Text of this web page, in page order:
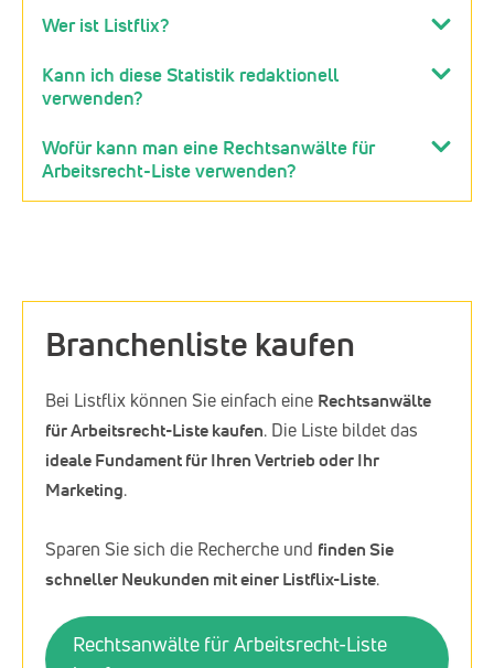
Wer ist Listflix?
Kann ich diese Statistik redaktionell
verwenden?
Wofür kann man eine Rechtsanwälte für
Arbeitsrecht-Liste verwenden?
Branchenliste kaufen
Bei Listflix können Sie einfach eine Rechtsanwälte
für Arbeitsrecht-Liste kaufen. Die Liste bildet das
ideale Fundament für Ihren Vertrieb oder Ihr
Marketing.
Sparen Sie sich die Recherche und finden Sie
schneller Neukunden mit einer Listflix-Liste.
Rechtsanwälte für Arbeitsrecht-Liste